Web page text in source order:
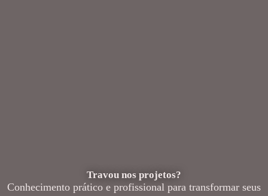
Travou nos projetos?
Conhecimento prático e profissional para transformar seus